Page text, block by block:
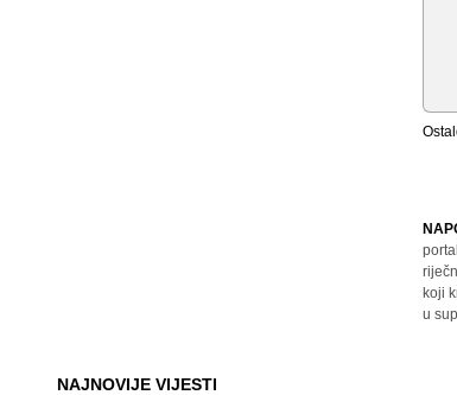
koji
u
NAJNOVIJE VIJESTI